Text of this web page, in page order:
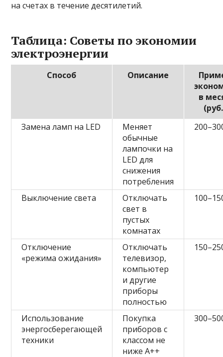
на счетах в течение десятилетий.
Таблица: Советы по экономии
электроэнергии
Способ Описание
в
Замена ламп на LED
Меняет
обычные
лампочки на
LED для
снижения
потребления
Выключение света
Отключать
свет в
пустых
комнатах
Отключение
«режима ожидания»
Отключать
телевизор,
компьютер
и другие
приборы
полностью
Использование
энергосберегающей
техники
Покупка
приборов с
классом не
ниже А++